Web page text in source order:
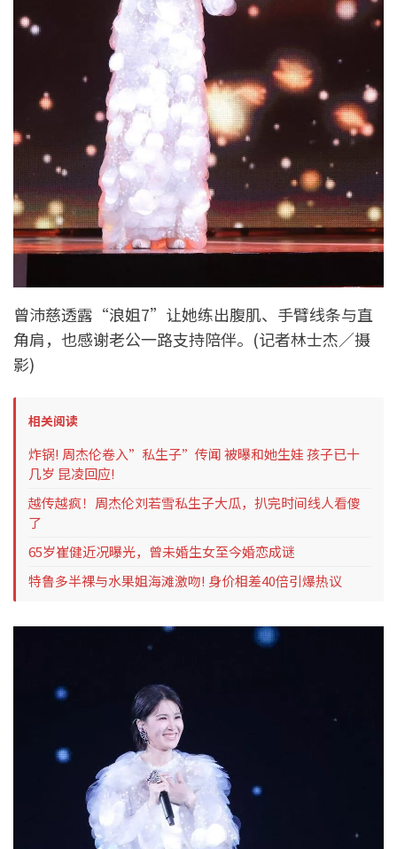
曾沛慈透露“浪姐7”让她练出腹肌、手臂线条与直
角肩，也感谢老公一路支持陪伴。(记者林士杰／摄
影)
相关阅读
炸锅! 周杰伦卷入”私生子”传闻 被曝和她生娃 孩子已十
几岁 昆凌回应!
越传越疯！周杰伦刘若雪私生子大瓜，扒完时间线人看傻
了
65岁崔健近况曝光，曾未婚生女至今婚恋成谜
特鲁多半裸与水果姐海滩激吻! 身价相差40倍引爆热议